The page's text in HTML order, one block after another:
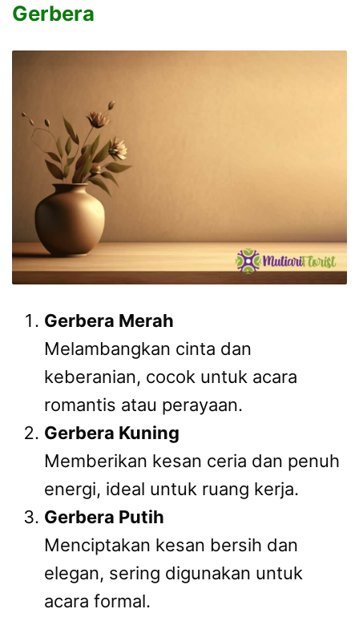
Gerbera
Gerbera Merah
Melambangkan cinta dan
keberanian, cocok untuk acara
romantis atau perayaan.
Gerbera Kuning
Memberikan kesan ceria dan penuh
energi, ideal untuk ruang kerja.
Gerbera Putih
Menciptakan kesan bersih dan
elegan, sering digunakan untuk
acara formal.